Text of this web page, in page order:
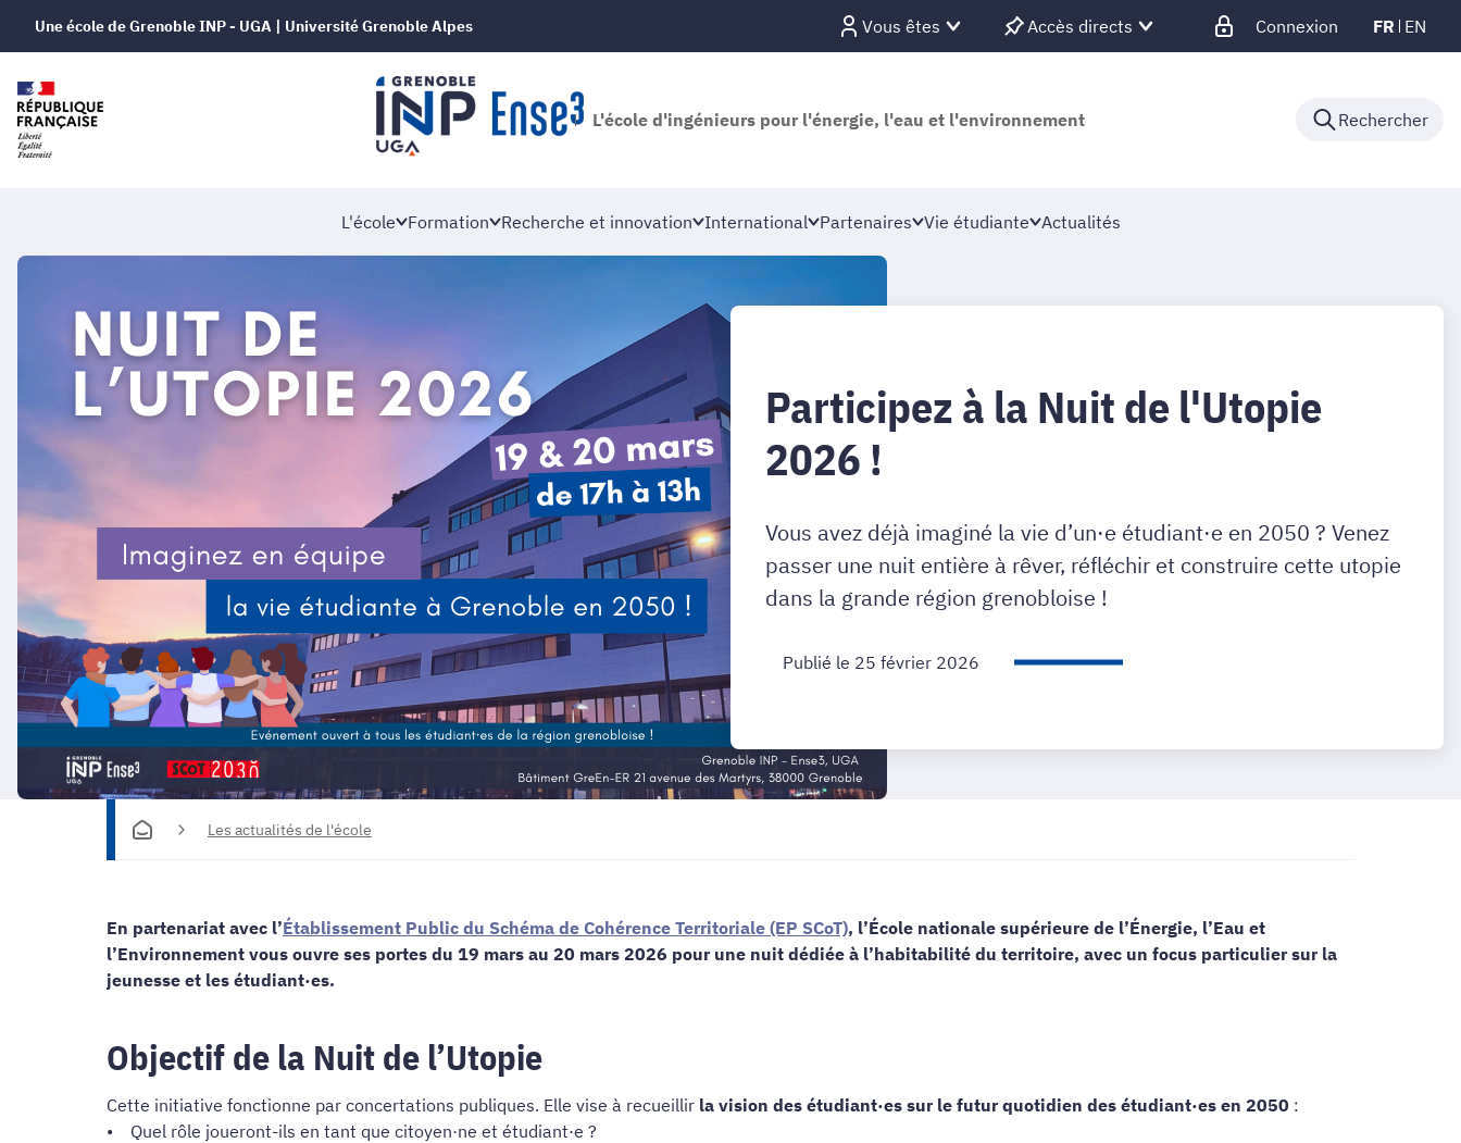
Une école de Grenoble INP - UGA | Université Grenoble Alpes Vous êtes Accès directs Connexion FR EN
L'école d'ingénieurs pour l'énergie, l'eau et l'environnement Rechercher
L'école Formation Recherche et innovation International Partenaires Vie étudiante Actualités
Participez à la Nuit de l'Utopie
2026 !
Vous avez déjà imaginé la vie d’un·e étudiant·e en 2050 ? Venez
passer une nuit entière à rêver, réfléchir et construire cette utopie
dans la grande région grenobloise !
Publié le 25 février 2026
Les actualités de l'école
En partenariat avec l’Établissement Public du Schéma de Cohérence Territoriale (EP SCoT), l’École nationale supérieure de l’Énergie, l’Eau et
l’Environnement vous ouvre ses portes du 19 mars au 20 mars 2026 pour une nuit dédiée à l’habitabilité du territoire, avec un focus particulier sur la
jeunesse et les étudiant·es.
Objectif de la Nuit de l’Utopie
Cette initiative fonctionne par concertations publiques. Elle vise à recueillir la vision des étudiant·es sur le futur quotidien des étudiant·es en 2050 :
• Quel rôle joueront-ils en tant que citoyen·ne et étudiant·e ?